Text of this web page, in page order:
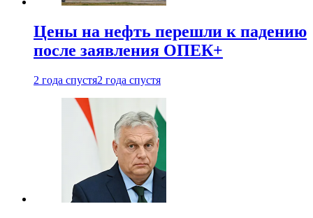
Цены на нефть перешли к падению
после заявления ОПЕК+
2 года спустя2 года спустя